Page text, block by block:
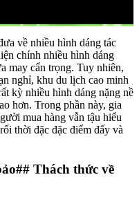
về nhiều hình dáng tác
chính nhiều hình dáng
may cẩn trọng. Tuy nhiên,
nghỉ, khu du lịch cao minh
kỳ nhiều hình dáng nặng nề
hơn. Trong phần này, gia
mua hàng vẫn tậu hiểu
thời đặc đặc điểm đấy và
Thách thức về